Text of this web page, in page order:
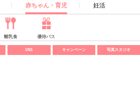
赤ちゃん・育児 妊活
離乳食 優待パス
SNS キャンペーン 写真スタジオ